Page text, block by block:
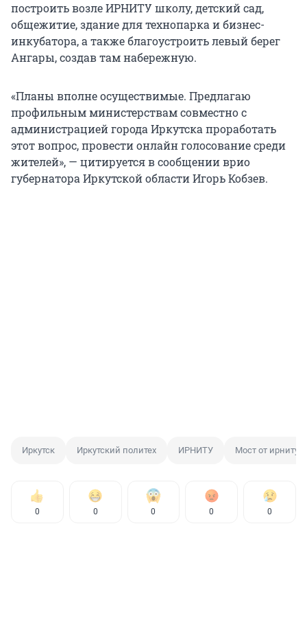
построить возле ИРНИТУ школу, детский сад,
общежитие, здание для технопарка и бизнес-
инкубатора, а также благоустроить левый берег
Ангары, создав там набережную.
«Планы вполне осуществимые. Предлагаю
профильным министерствам совместно с
администрацией города Иркутска проработать
этот вопрос, провести онлайн голосование среди
жителей», — цитируется в сообщении врио
губернатора Иркутской области Игорь Кобзев.
Иркутск Иркутский политех ИРНИТУ Мост от ирниту
0 0 0 0 0